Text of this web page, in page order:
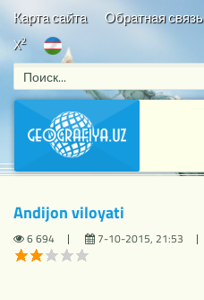
Карта сайта Обратная связь
X2
Bosh sahifa/Hududiy viloyatlar
Andijon viloyati
6 694 7-10-2015, 21:53